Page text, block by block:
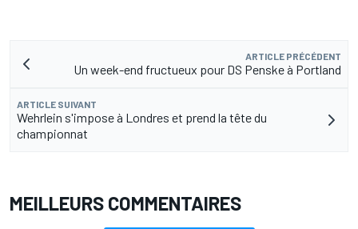
ARTICLE PRÉCÉDENT
Un week-end fructueux pour DS Penske à Portland
ARTICLE SUIVANT
Wehrlein s'impose à Londres et prend la tête du
championnat
MEILLEURS COMMENTAIRES